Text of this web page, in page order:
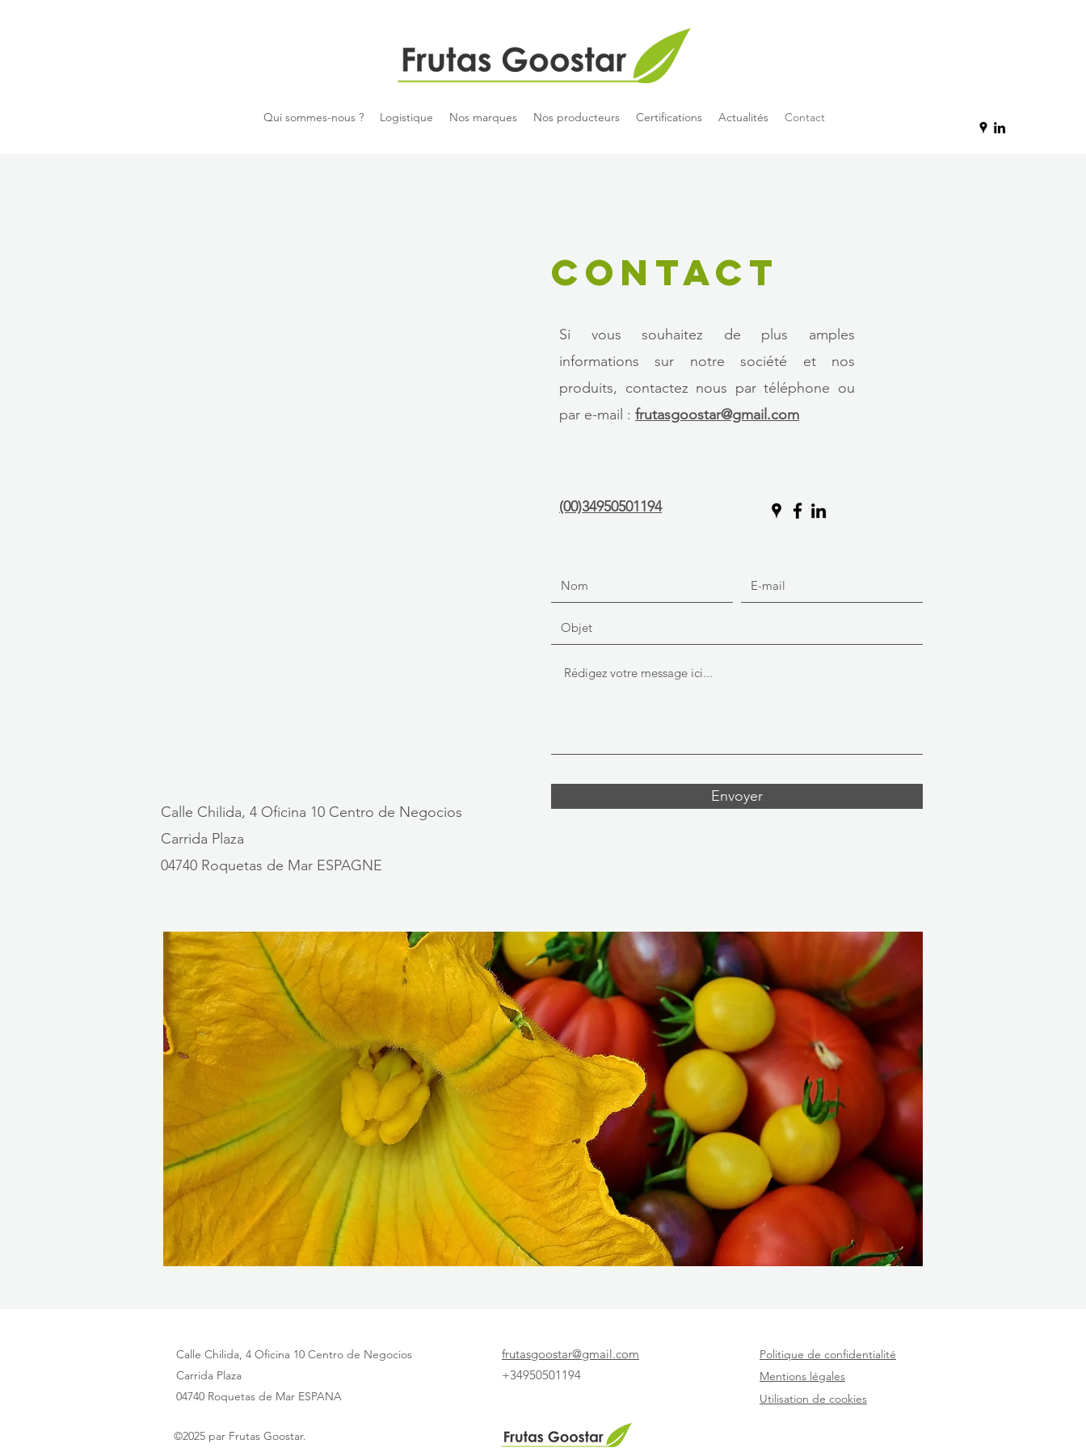
Qui sommes-nous ? Logistique Nos marques Nos producteurs Certifications Actualités Contact
Calle Chilida, 4 Oficina 10 Centro de Negocios
Carrida Plaza
04740 Roquetas de Mar ESPAGNE
CONTACT
Si vous souhaitez de plus amples
informations sur notre société et nos
produits, contactez nous par téléphone ou
par e-mail : frutasgoostar@gmail.com
(00)34950501194
Envoyer
Calle Chilida, 4 Oficina 10 Centro de Negocios
Carrida Plaza
04740 Roquetas de Mar ESPANA
©2025 par Frutas Goostar.
frutasgoostar@gmail.com
+34950501194
Politique de confidentialité
Mentions légales
Utilisation de cookies